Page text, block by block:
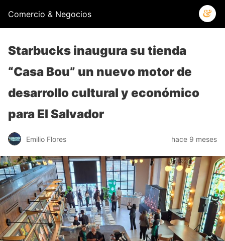
Comercio & Negocios
Starbucks inaugura su tienda
“Casa Bou” un nuevo motor de
desarrollo cultural y económico
para El Salvador
Emilio Flores hace 9 meses